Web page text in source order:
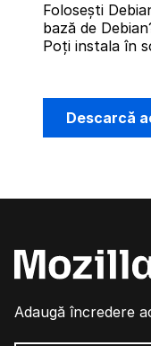
Folosești
bază de
Poți instala în
Descarcă
Adaugă încredere